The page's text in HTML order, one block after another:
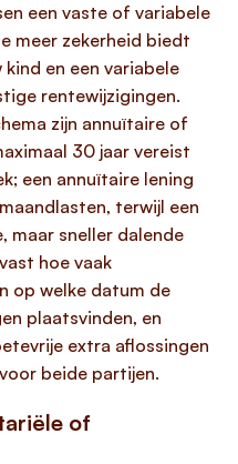
een vaste of variabele
meer zekerheid biedt
en een variabele
rentewijzigingen.
zijn annuïtaire of
30 jaar vereist
een annuïtaire lening
terwijl een
maar sneller dalende
hoe vaak
op welke datum de
plaatsvinden, en
extra aflossingen
beide partijen.
of